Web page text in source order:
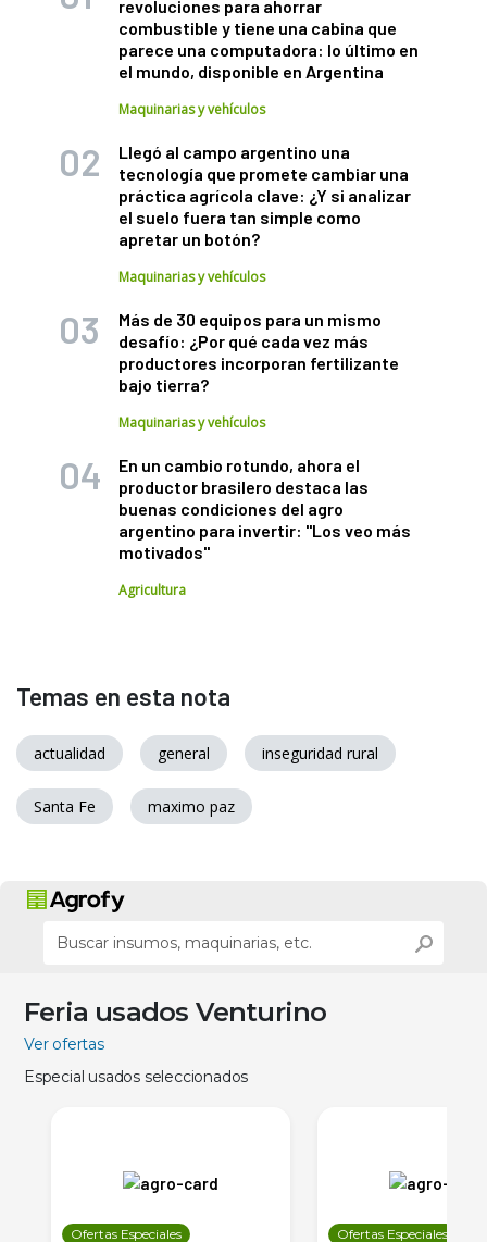
revoluciones para ahorrar
combustible y tiene una cabina que
parece una computadora: lo último en
el mundo, disponible en Argentina
Maquinarias y vehículos
Llegó al campo argentino una
tecnología que promete cambiar una
práctica agrícola clave: ¿Y si analizar
el suelo fuera tan simple como
apretar un botón?
Maquinarias y vehículos
Más de 30 equipos para un mismo
desafío: ¿Por qué cada vez más
productores incorporan fertilizante
bajo tierra?
Maquinarias y vehículos
En un cambio rotundo, ahora el
productor brasilero destaca las
buenas condiciones del agro
argentino para invertir: "Los veo más
motivados"
Agricultura
Temas en esta nota
actualidad general inseguridad rural
Santa Fe maximo paz
Feria usados Venturino
Ver ofertas
Especial usados seleccionados
Ofertas Especiales Ofertas Especiales